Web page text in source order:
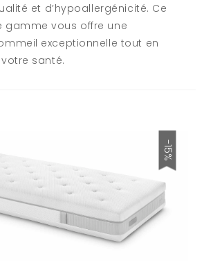
et d’hypoallergénicité. Ce
gamme vous offre une
exceptionnelle tout en
santé.
-15%